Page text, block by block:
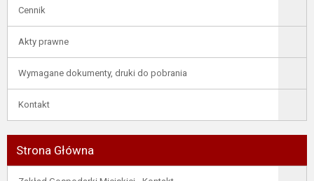
Cennik
Akty prawne
Wymagane dokumenty, druki do pobrania
Kontakt
Strona Główna